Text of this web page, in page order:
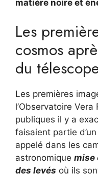
matière noire et
Les
cosmos
du
Les premières
l’Observatoire
publiques il y a
faisaient partie
appelé dans les
astronomique mise
des levés où ils